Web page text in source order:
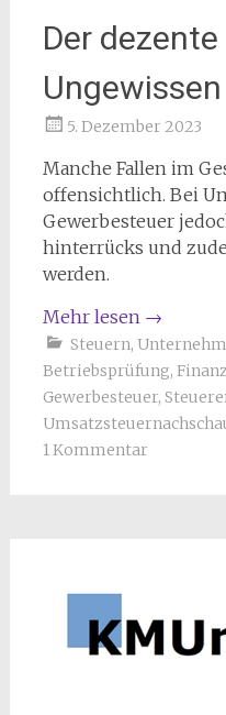
Der
Ungewissen
5. Dezember 2023
Manche Fallen im
offensichtlich. Bei
Gewerbesteuer
hinterrücks und
werden.
Mehr lesen →
Steuern,
Betriebsprüfung,
Gewerbesteuer,
1 Kommentar